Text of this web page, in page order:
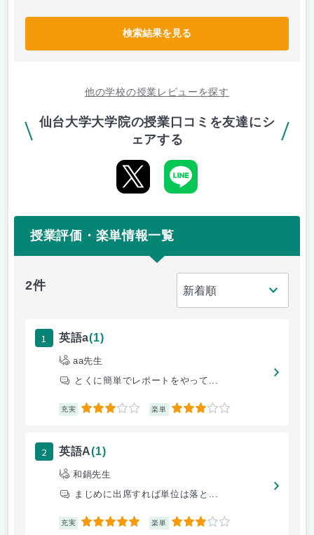
検索結果を見る
他の学校の授業レビューを探す
仙台大学大学院の授業口コミを友達にシ
ェアする
授業評価・楽単情報一覧
2件
1 英語a(1)
aa先生
とくに簡単でレポートをやって...
充実 3 楽単 3
2 英語A(1)
和鍋先生
まじめに出席すれば単位は落と...
充実 5 楽単 3